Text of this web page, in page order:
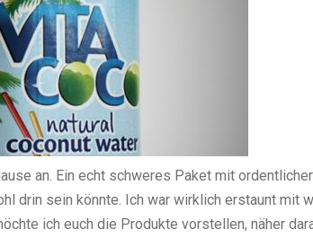
an. Ein echt schweres Paket mit
drin sein könnte. Ich war wirklich erstaunt mit
ich euch die Produkte vorstellen, näher